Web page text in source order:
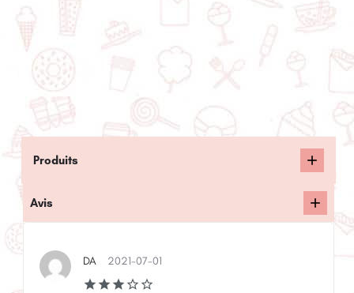
Produits
Avis
DA 2021-07-01